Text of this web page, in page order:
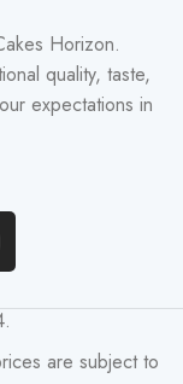
Horizon.
quality, taste,
expectations in
are subject to